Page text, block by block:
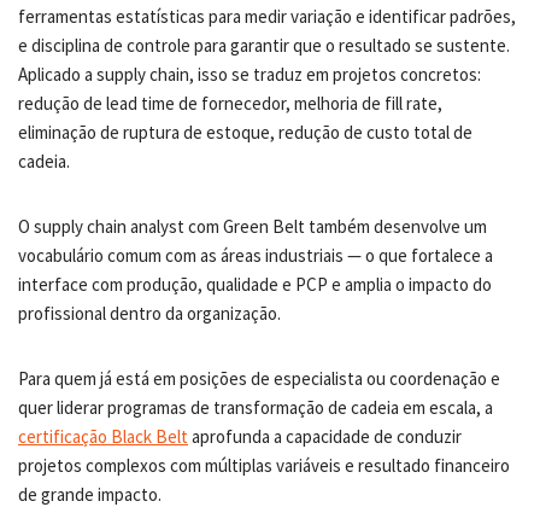
ferramentas estatísticas para medir variação e identificar padrões,
e disciplina de controle para garantir que o resultado se sustente.
Aplicado a supply chain, isso se traduz em projetos concretos:
redução de lead time de fornecedor, melhoria de fill rate,
eliminação de ruptura de estoque, redução de custo total de
cadeia.
O supply chain analyst com Green Belt também desenvolve um
vocabulário comum com as áreas industriais — o que fortalece a
interface com produção, qualidade e PCP e amplia o impacto do
profissional dentro da organização.
Para quem já está em posições de especialista ou coordenação e
quer liderar programas de transformação de cadeia em escala, a
certificação Black Belt aprofunda a capacidade de conduzir
projetos complexos com múltiplas variáveis e resultado financeiro
de grande impacto.